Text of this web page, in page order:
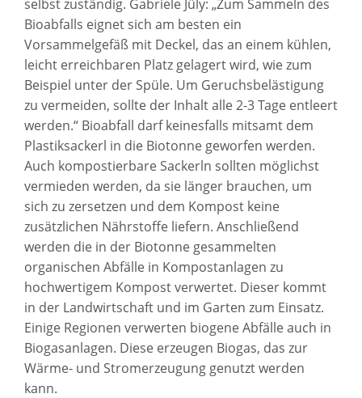
selbst zuständig. Gabriele Jüly: „Zum Sammeln des
Bioabfalls eignet sich am besten ein
Vorsammelgefäß mit Deckel, das an einem kühlen,
leicht erreichbaren Platz gelagert wird, wie zum
Beispiel unter der Spüle. Um Geruchsbelästigung
zu vermeiden, sollte der Inhalt alle 2-3 Tage entleert
werden.“ Bioabfall darf keinesfalls mitsamt dem
Plastiksackerl in die Biotonne geworfen werden.
Auch kompostierbare Sackerln sollten möglichst
vermieden werden, da sie länger brauchen, um
sich zu zersetzen und dem Kompost keine
zusätzlichen Nährstoffe liefern. Anschließend
werden die in der Biotonne gesammelten
organischen Abfälle in Kompostanlagen zu
hochwertigem Kompost verwertet. Dieser kommt
in der Landwirtschaft und im Garten zum Einsatz.
Einige Regionen verwerten biogene Abfälle auch in
Biogasanlagen. Diese erzeugen Biogas, das zur
Wärme- und Stromerzeugung genutzt werden
kann.